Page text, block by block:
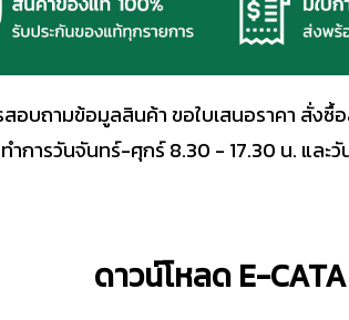
อบถามข้อมูลสินค้า ขอใบเสนอราคา สั่ง
ำการวันจันทร์-ศุกร์ 8.30 - 17.30 น. และ
ดาวน์โหลด E-